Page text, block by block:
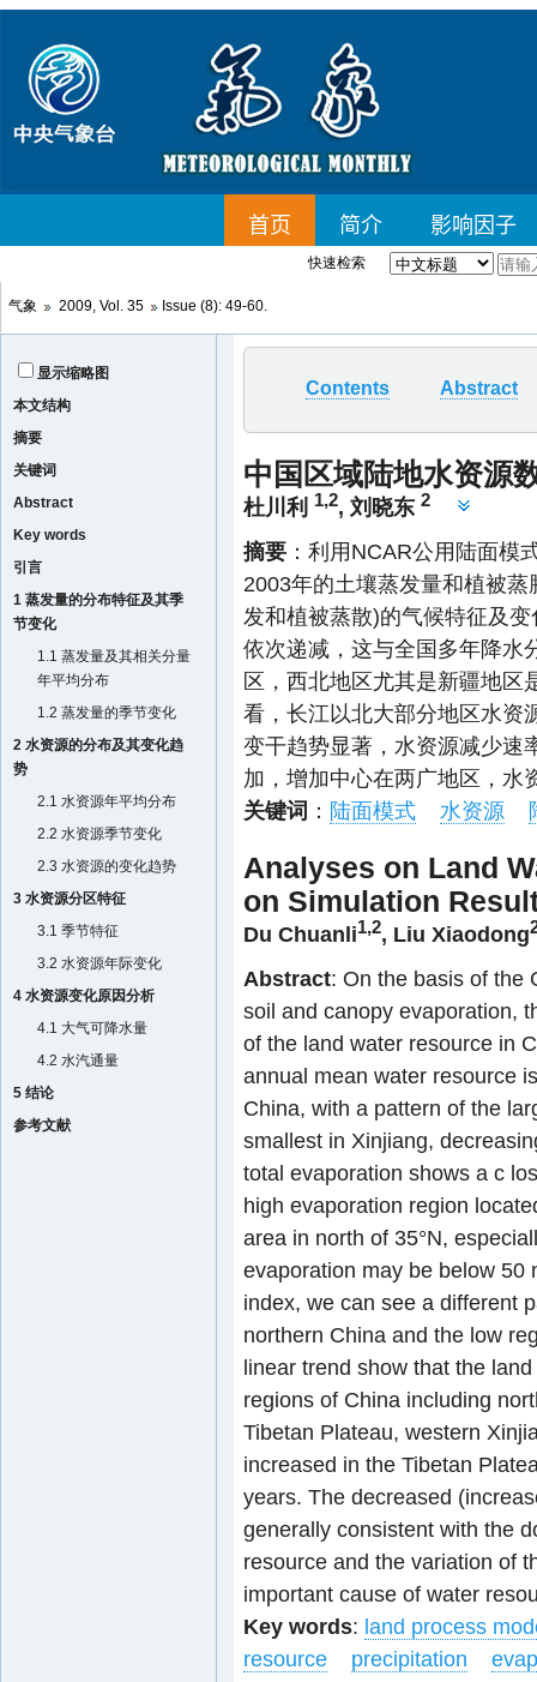
快速检索
气象 2009, Vol. 35 Issue (8): 49-60.
显示缩略图
本文结构
摘要
关键词
Abstract
Key words
引言
1 蒸发量的分布特征及其季
节变化
1.1 蒸发量及其相关分量
年平均分布
1.2 蒸发量的季节变化
2 水资源的分布及其变化趋
势
2.1 水资源年平均分布
2.2 水资源季节变化
2.3 水资源的变化趋势
3 水资源分区特征
3.1 季节特征
3.2 水资源年际变化
4 水资源变化原因分析
4.1 大气可降水量
4.2 水汽通量
5 结论
参考文献
Contents Abstract
中国区域陆地水资源
杜川利 1,2, 刘晓东 2
摘要 ：利用NCAR公用陆面
2003年的土壤蒸发量和植被
发和植被蒸散)的气候特征及
依次递减，这与全国多年降水
区，西北地区尤其是新疆地区
看，长江以北大部分地区水资
变干趋势显著，水资源减少速
加，增加中心在两广地区，水
关键词 ： 陆面模式 水资源
Analyses on Land
on Simulation
Du Chuanli1,2, Liu Xiaodong
Abstract: On the basis of the
soil and canopy evaporation,
of the land water resource in
annual mean water resource
China, with a pattern of the
smallest in Xinjiang,
total evaporation shows a c
high evaporation region
area in north of 35°N,
evaporation may be below 50
index, we can see a different
northern China and the low
linear trend show that the
regions of China including
Tibetan Plateau, western
increased in the Tibetan
years. The decreased
generally consistent with the
resource and the variation of
important cause of water
Key words: land process
resource
precipitation